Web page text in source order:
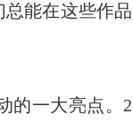
能在这些作品
的一大亮点。2